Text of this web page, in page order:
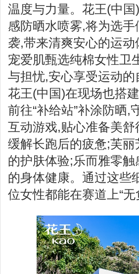
温度与力量。花王(中
感防晒水喷雾,将为选
袭,带来清爽安心的运
宠爱肌甄选纯棉女性卫
与担忧,安心享受运动
花王(中国)在现场也搭
前往“补给站”补涂防晒,
互动游戏,贴心准备美
缓解长跑后的疲惫;芙
的护肤体验;乐而雅零
的身体健康。通过这些
位女性都能在赛道上“